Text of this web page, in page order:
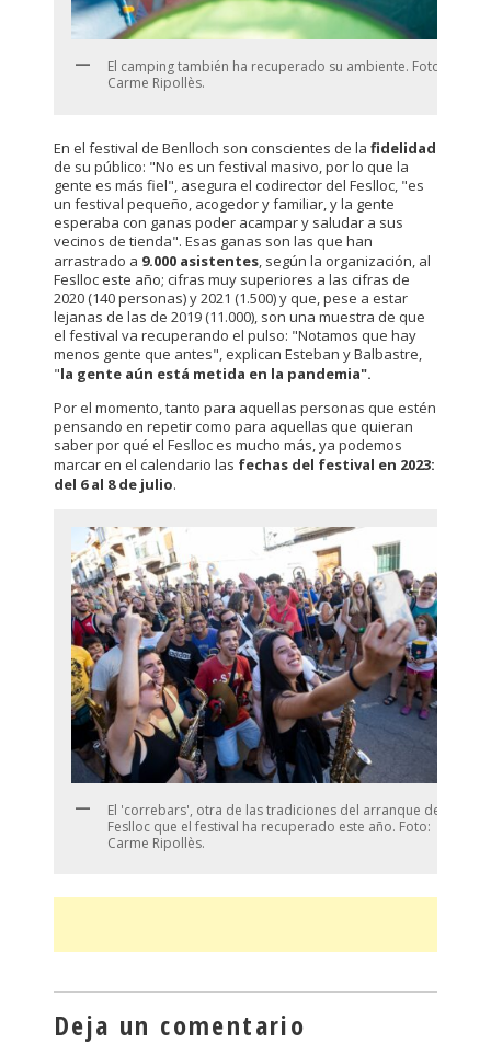
El camping también ha recuperado su ambiente. Foto:
Carme Ripollès.
En el festival de Benlloch son conscientes de la fidelidad
de su público: "No es un festival masivo, por lo que la
gente es más fiel", asegura el codirector del Feslloc, "es
un festival pequeño, acogedor y familiar, y la gente
esperaba con ganas poder acampar y saludar a sus
vecinos de tienda". Esas ganas son las que han
arrastrado a 9.000 asistentes, según la organización, al
Feslloc este año; cifras muy superiores a las cifras de
2020 (140 personas) y 2021 (1.500) y que, pese a estar
lejanas de las de 2019 (11.000), son una muestra de que
el festival va recuperando el pulso: "Notamos que hay
menos gente que antes", explican Esteban y Balbastre,
"la gente aún está metida en la pandemia".
Por el momento, tanto para aquellas personas que estén
pensando en repetir como para aquellas que quieran
saber por qué el Feslloc es mucho más, ya podemos
marcar en el calendario las fechas del festival en 2023:
del 6 al 8 de julio.
El 'correbars', otra de las tradiciones del arranque del
Feslloc que el festival ha recuperado este año. Foto:
Carme Ripollès.
Deja un comentario